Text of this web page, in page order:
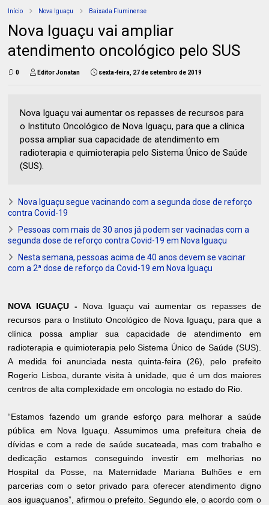
Início Nova Iguaçu Baixada Fluminense
Nova Iguaçu vai ampliar
atendimento oncológico pelo SUS
0 Editor Jonatan sexta-feira, 27 de setembro de 2019
Nova Iguaçu vai aumentar os repasses de recursos para
o Instituto Oncológico de Nova Iguaçu, para que a clínica
possa ampliar sua capacidade de atendimento em
radioterapia e quimioterapia pelo Sistema Único de Saúde
(SUS).
Nova Iguaçu segue vacinando com a segunda dose de reforço
contra Covid-19
Pessoas com mais de 30 anos já podem ser vacinadas com a
segunda dose de reforço contra Covid-19 em Nova Iguaçu
Nesta semana, pessoas acima de 40 anos devem se vacinar
com a 2ª dose de reforço da Covid-19 em Nova Iguaçu
NOVA IGUAÇU - Nova Iguaçu vai aumentar os repasses de
recursos para o Instituto Oncológico de Nova Iguaçu, para que a
clínica possa ampliar sua capacidade de atendimento em
radioterapia e quimioterapia pelo Sistema Único de Saúde (SUS).
A medida foi anunciada nesta quinta-feira (26), pelo prefeito
Rogerio Lisboa, durante visita à unidade, que é um dos maiores
centros de alta complexidade em oncologia no estado do Rio.
“Estamos fazendo um grande esforço para melhorar a saúde
pública em Nova Iguaçu. Assumimos uma prefeitura cheia de
dívidas e com a rede de saúde sucateada, mas com trabalho e
dedicação estamos conseguindo investir em melhorias no
Hospital da Posse, na Maternidade Mariana Bulhões e em
parcerias com o setor privado para oferecer atendimento digno
aos iguaçuanos”, afirmou o prefeito. Segundo ele, o acordo com o